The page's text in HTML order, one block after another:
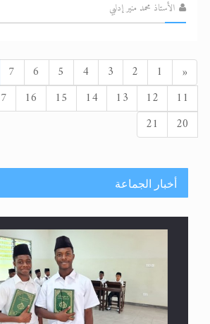
الأستاذ محمد منير إدلبي
« السابق1
2
3
4
5
6
7
11
12
13
14
15
16
20
21
أخبار الجماعة